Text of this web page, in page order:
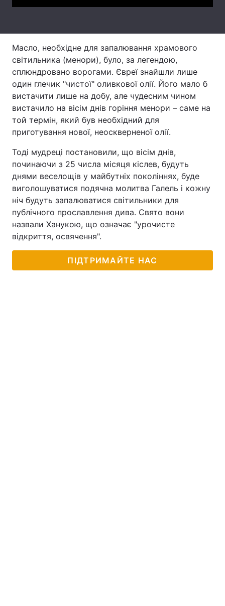
Контакти
Тема оформлення
Масло, необхідне для запалювання храмового
світильника (менори), було, за легендою,
сплюндровано ворогами. Євреї знайшли лише
один глечик "чистої" оливкової олії. Його мало б
вистачити лише на добу, але чудесним чином
вистачило на вісім днів горіння менори – саме на
той термін, який був необхідний для
приготування нової, неоскверненої олії.
Тоді мудреці постановили, що вісім днів,
починаючи з 25 числа місяця кіслев, будуть
днями веселощів у майбутніх поколіннях, буде
виголошуватися подячна молитва Галель і кожну
ніч будуть запалюватися світильники для
публічного прославлення дива. Свято вони
назвали Ханукою, що означає "урочисте
відкриття, освячення".
ПІДТРИМАЙТЕ НАС